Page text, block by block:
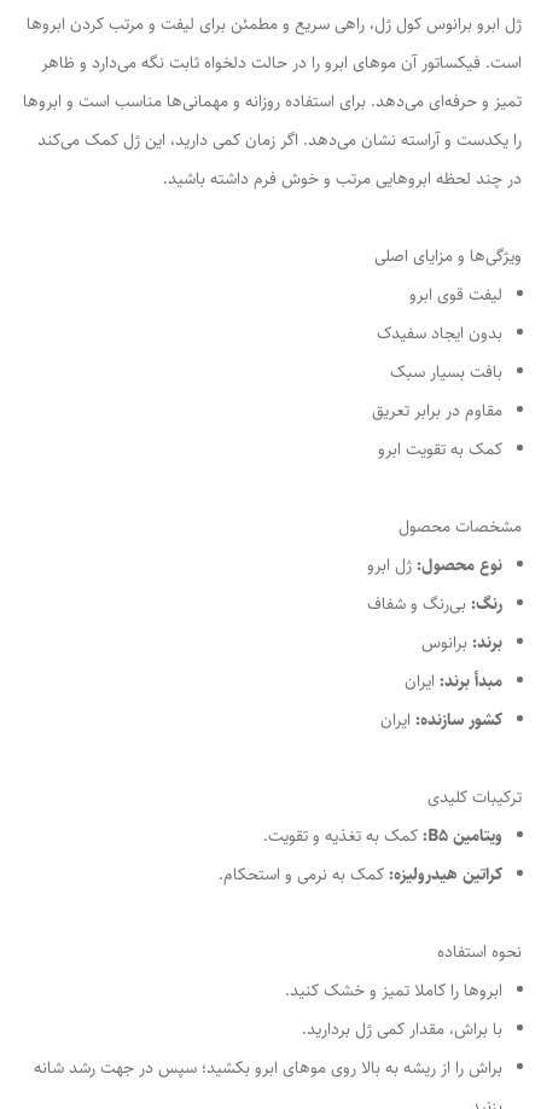
ژل ابرو برانوس کول ژل، راهی سریع و مطمئن برای لیفت و مرتب کردن ابروها
است. فیکساتور آن موهای ابرو را در حالت دلخواه ثابت نگه می‌دارد و ظاهر
تمیز و حرفه‌ای می‌دهد. برای استفاده روزانه و مهمانی‌ها مناسب است و ابروها
را یکدست و آراسته نشان می‌دهد. اگر زمان کمی دارید، این ژل کمک می‌کند
در چند لحظه ابروهایی مرتب و خوش فرم داشته باشید.
ویژگی‌ها و مزایای اصلی
لیفت قوی ابرو
بدون ایجاد سفیدک
بافت بسیار سبک
مقاوم در برابر تعریق
کمک به تقویت ابرو
مشخصات محصول
نوع محصول:ژل ابرو
رنگ:بی‌رنگ و شفاف
برند:برانوس
مبدأ برند: ایران
کشور سازنده: ایران
ترکیبات کلیدی
ویتامین B5:
کمک به تغذیه و تقویت.
کراتین هیدرولیزه:کمک به نرمی و استحکام.
نحوه استفاده
ابروها را کاملا تمیز و خشک کنید.
با براش، مقدار کمی ژل بردارید.
براش را از ریشه به بالا روی موهای ابرو بکشید؛ سپس در جهت رشد شانه